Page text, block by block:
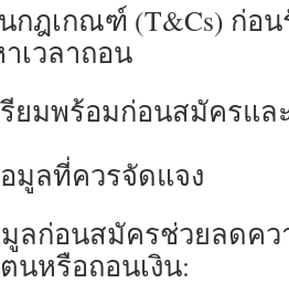
ฎเกณฑ์ (T&Cs) ก่อน
เวลาถอน
ยมพร้อมก่อนสมัครแล
มูลที่ควรจัดแจง
ลก่อนสมัครช่วยลดคว
นหรือถอนเงิน: